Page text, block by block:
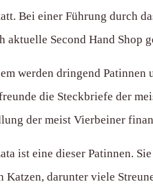
Bei einer Führung durch
aktuelle Second Hand Shop
werden dringend Patinnen
die Steckbriefe der
der meist Vierbeiner
ist eine dieser Patinnen.
Katzen, darunter viele